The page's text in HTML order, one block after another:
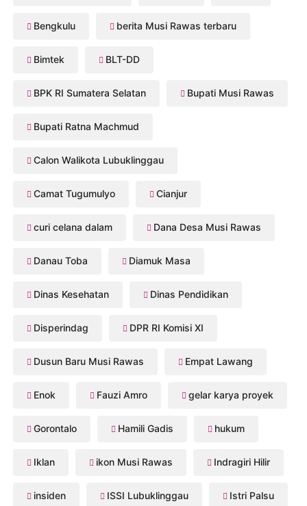
Bengkulu berita Musi Rawas terbaru
Bimtek BLT-DD
BPK RI Sumatera Selatan Bupati Musi Rawas
Bupati Ratna Machmud
Calon Walikota Lubuklinggau
Camat Tugumulyo Cianjur
curi celana dalam Dana Desa Musi Rawas
Danau Toba Diamuk Masa
Dinas Kesehatan Dinas Pendidikan
Disperindag DPR RI Komisi XI
Dusun Baru Musi Rawas Empat Lawang
Enok Fauzi Amro gelar karya proyek
Gorontalo Hamili Gadis hukum
Iklan ikon Musi Rawas Indragiri Hilir
insiden ISSI Lubuklinggau Istri Palsu